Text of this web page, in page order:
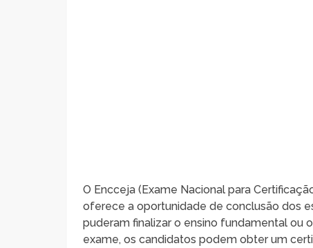
O Encceja (Exame Nacional para
oferece a oportunidade de conclusão dos
puderam finalizar o ensino fundamental ou
exame, os candidatos podem obter um